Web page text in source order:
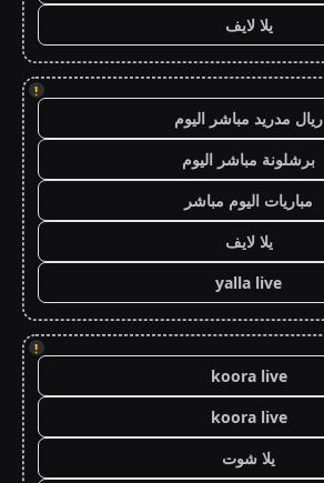
يلا لايف
!
ريال مدريد مباشر اليوم
برشلونة مباشر اليوم
مباريات اليوم مباشر
يلا لايف
yalla live
!
koora live
koora live
يلا شوت